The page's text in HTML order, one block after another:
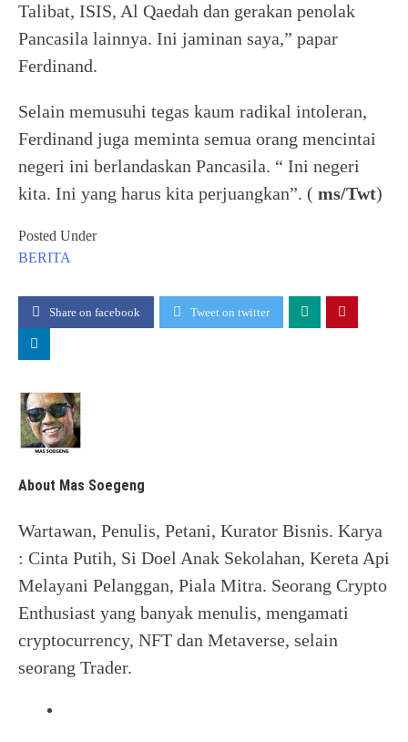
Talibat, ISIS, Al Qaedah dan gerakan penolak
Pancasila lainnya. Ini jaminan saya,” papar
Ferdinand.
Selain memusuhi tegas kaum radikal intoleran,
Ferdinand juga meminta semua orang mencintai
negeri ini berlandaskan Pancasila. “ Ini negeri
kita. Ini yang harus kita perjuangkan”. ( ms/Twt)
Posted Under
BERITA
Share on facebook Tweet on twitter
About Mas Soegeng
Wartawan, Penulis, Petani, Kurator Bisnis. Karya
: Cinta Putih, Si Doel Anak Sekolahan, Kereta Api
Melayani Pelanggan, Piala Mitra. Seorang Crypto
Enthusiast yang banyak menulis, mengamati
cryptocurrency, NFT dan Metaverse, selain
seorang Trader.